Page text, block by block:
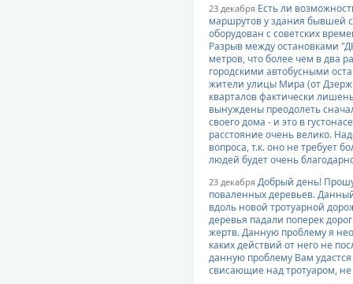
23 декабря Есть ли
маршрутов у здания бывшей
оборудован с советских
Разрыв между остановками
метров, что более чем в два
городскими автобусными
жители улицы Мира (от
кварталов фактически
вынуждены преодолеть
своего дома - и это в
расстояние очень велико.
вопроса, т.к. оно не требует
людей будет очень
23 декабря Добрый день!
поваленных деревьев.
вдоль новой тротуарной
деревья падали поперек
жертв. Данную проблему я
каких действий от него не
данную проблему Вам
свисающие над тротуаром,